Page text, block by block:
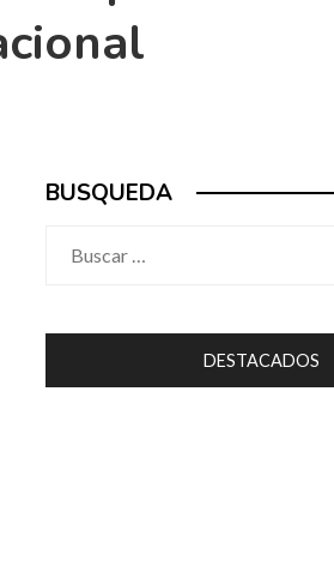
BUSQUEDA
DESTACADOS